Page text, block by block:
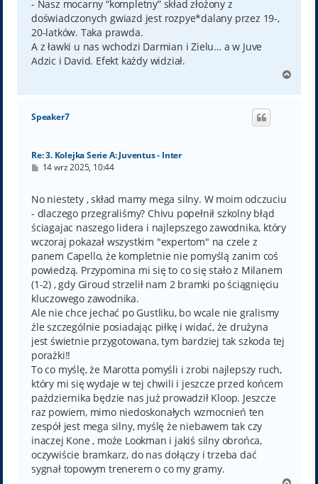
- Nasz mocarny “kompletny” skład złożony z
doświadczonych gwiazd jest rozpye*dalany przez 19-,
20-latków. Taka prawda.
A z ławki u nas wchodzi Darmian i Zielu… a w Juve
Adzic i David. Efekt każdy widział.
g
Speaker7
Re: 3. Kolejka Serie A: Juventus - Inter
P
t
14 wrz 2025, 10:44
No niestety , skład mamy mega silny. W moim odczuciu
- dlaczego przegraliśmy? Chivu popełnił szkolny błąd
ściagajac naszego lidera i najlepszego zawodnika, który
wczoraj pokazał wszystkim "expertom" na czele z
panem Capello, że kompletnie nie pomyślą zanim coś
powiedzą. Przypomina mi się to co się stało z Milanem
(1-2) , gdy Giroud strzelił nam 2 bramki po ściągnięciu
kluczowego zawodnika.
Ale nie chce jechać po Gustliku, bo wcale nie gralismy
źle szczególnie posiadając piłkę i widać, że drużyna
jest świetnie przygotowana, tym bardziej tak szkoda tej
porażki!!
To co myślę, że Marotta pomyśli i zrobi najlepszy ruch,
który mi się wydaje w tej chwili i jeszcze przed końcem
października będzie nas już prowadził Kloop. Jeszcze
raz powiem, mimo niedoskonałych wzmocnień ten
zespół jest mega silny, myślę że niebawem tak czy
inaczej Kone , może Lookman i jakiś silny obrońca,
oczywiście bramkarz, do nas dołączy i trzeba dać
sygnał topowym trenerem o co my gramy.